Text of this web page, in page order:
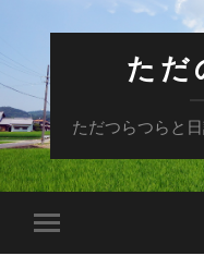
ただ
ただつらつらと
モ
バ